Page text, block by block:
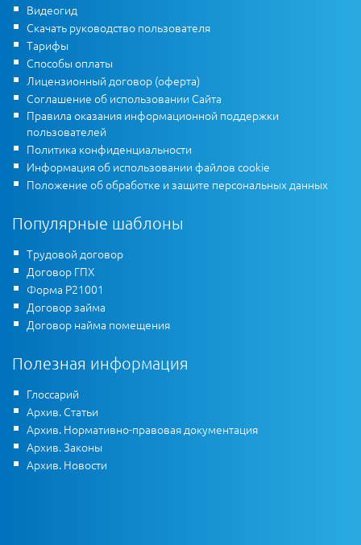
Видеогид
Скачать руководство пользователя
Тарифы
Способы оплаты
Лицензионный договор (оферта)
Соглашение об использовании Сайта
Правила оказания информационной поддержки
пользователей
Политика конфиденциальности
Информация об использовании файлов cookie
Положение об обработке и защите персональных данных
Популярные шаблоны
Трудовой договор
Договор ГПХ
Форма Р21001
Договор займа
Договор найма помещения
Полезная информация
Глоссарий
Архив. Статьи
Архив. Нормативно-правовая документация
Архив. Законы
Архив. Новости